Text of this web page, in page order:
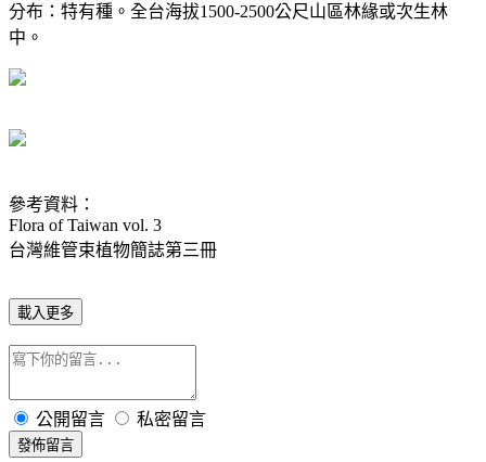
分布：特有種。全台海拔1500-2500公尺山區林緣或次生林
中。
參考資料：
Flora of Taiwan vol. 3
台灣維管束植物簡誌第三冊
載入更多
公開留言 私密留言
發佈留言